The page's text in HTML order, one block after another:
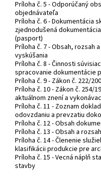
Príloha č. 5 - Odporúčaný
objednávateľa
Príloha č. 6 - Dokumentácia
zjednodušená
(pasport)
Príloha č. 7 - Obsah, rozsah
vyskúšania
Príloha č. 8 - Činnosti
spracovanie dokumentácie
Príloha č. 9 - Zákon č. 222/
Príloha č. 10 - Zákon č. 254/
aktuálnom znení a
Príloha č. 11 - Zoznam
odovzdaniu a prevzatiu
Príloha č. 12 - Obsah
Príloha č. 13 - Obsah a
Príloha č. 14 - Členenie
klasifikácii produkcie pre
Príloha č. 15 - Vecná náplň
stavby